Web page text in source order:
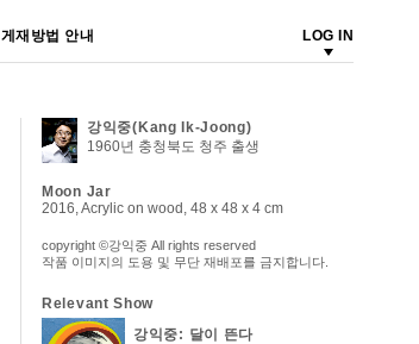
게재방법 안내 LOG IN
강익중(Kang Ik-Joong)
1960년 충청북도 청주 출생
Moon Jar
2016, Acrylic on wood, 48 x 48 x 4 cm
copyright ©강익중 All rights reserved
작품 이미지의 도용 및 무단 재배포를 금지합니다.
Relevant Show
강익중: 달이 뜬다